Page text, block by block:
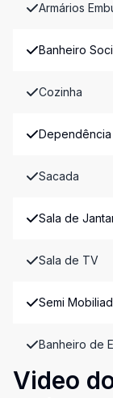
Armários
Banheiro
Cozinha
Sacada
Sala de
Sala de TV
Semi
Banheiro de
Video